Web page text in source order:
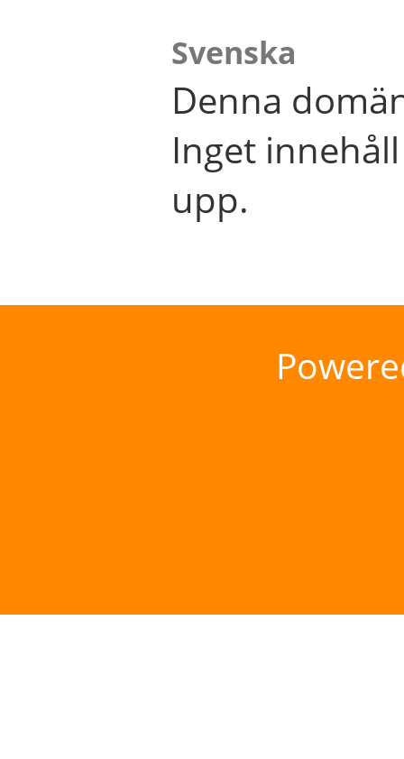
Svenska
Denna
Inget
upp.